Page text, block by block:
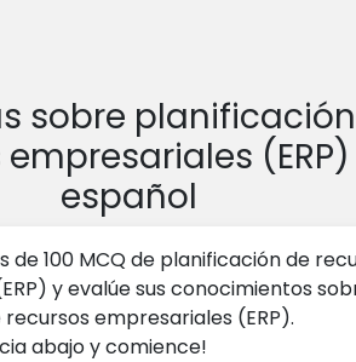
sobre
español
de 100 MCQ de planificación de
y evalúe sus conocimientos
empresariales (ERP).
abajo y comience!